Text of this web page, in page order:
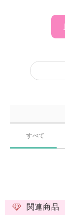
すべて
関連商品